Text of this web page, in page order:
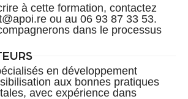
à cette formation, contactez
ou au 06 93 87 33 53.
dans le processus
en développement
aux bonnes pratiques
avec expérience dans